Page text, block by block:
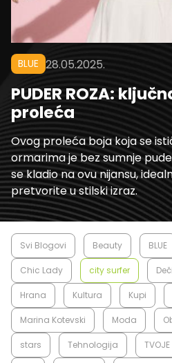
BLUE 28.05.2025.
PUDER ROZA:
proleća
Ovog proleća boja koja se
ormarima je bez sumnje
se kladio na ovu nijansu,
pretvorite u stilski izraz.
Svi Blogovi Beauty BLUE
Chic Lady city surfer
Hrana Kultura Kupi
Marina Kotevski Moda
stars Tehnologija TVOJE